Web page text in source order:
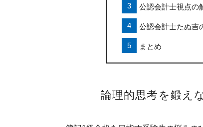
公認会計士視点の
公認会計士たぬ吉
まとめ
論理的思考を鍛え